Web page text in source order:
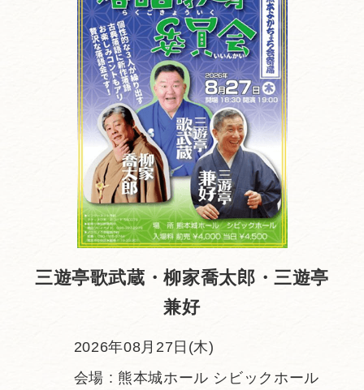
三遊亭歌武蔵・柳家喬太郎・三遊亭
兼好
2026年08月27日(木)
会場 : 熊本城ホール シビックホール